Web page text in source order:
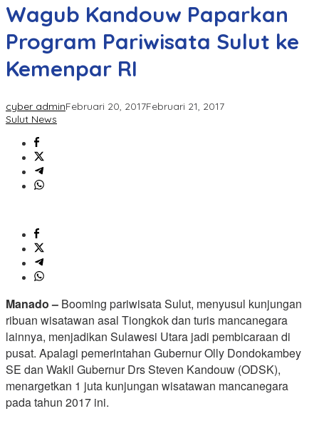
Wagub Kandouw Paparkan
Program Pariwisata Sulut ke
Kemenpar RI
cyber adminFebruari 20, 2017Februari 21, 2017
Sulut News
Manado – Booming pariwisata Sulut, menyusul kunjungan
ribuan wisatawan asal Tiongkok dan turis mancanegara
lainnya, menjadikan Sulawesi Utara jadi pembicaraan di
pusat. Apalagi pemerintahan Gubernur Olly Dondokambey
SE dan Wakil Gubernur Drs Steven Kandouw (ODSK),
menargetkan 1 juta kunjungan wisatawan mancanegara
pada tahun 2017 ini.